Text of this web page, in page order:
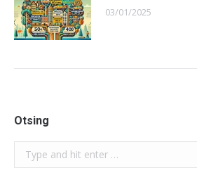
03/01/2025
Otsing
Search: